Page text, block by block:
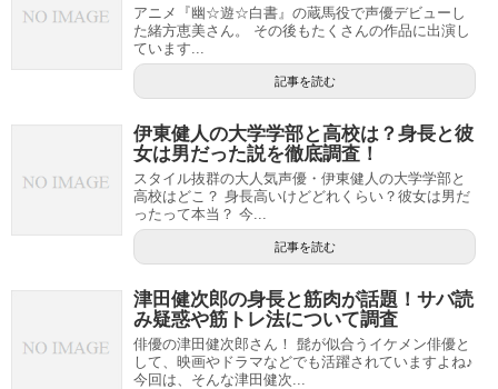
アニメ『幽☆遊☆白書』の蔵馬役で声優デビューし
た緒方恵美さん。 その後もたくさんの作品に出演し
ています...
記事を読む
伊東健人の大学学部と高校は？身長と彼
女は男だった説を徹底調査！
スタイル抜群の大人気声優・伊東健人の大学学部と
高校はどこ？ 身長高いけどどれくらい？彼女は男だ
ったって本当？ 今...
記事を読む
津田健次郎の身長と筋肉が話題！サバ読
み疑惑や筋トレ法について調査
俳優の津田健次郎さん！ 髭が似合うイケメン俳優と
して、映画やドラマなどでも活躍されていますよね♪
今回は、そんな津田健次...